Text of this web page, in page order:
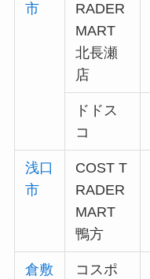
市
RADER
MART
北長瀬
店
ドドス
コ
浅口
市
COST T
RADER
MART
鴨方
倉敷
コスポ